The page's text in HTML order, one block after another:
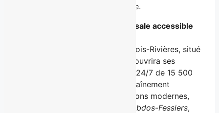
public est particulièrement forte.
Trois-Rivières : une 3e succursale accessible
de Trois-Rivières, situé
sur le boulevard des Récollets, ouvrira ses
portes le 15 mai 2025. Ce gym 24/7 de 15 500
pi² offrira une expérience d’entraînement
stimulante grâce à ses installations modernes,
Zone Abdos-Fessiers,